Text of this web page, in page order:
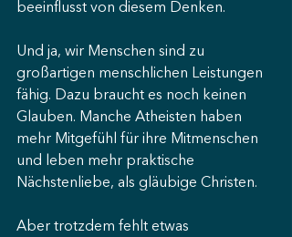
beeinflusst von diesem Denken.
Und ja, wir Menschen sind zu
großartigen menschlichen Leistungen
fähig. Dazu braucht es noch keinen
Glauben. Manche Atheisten haben
mehr Mitgefühl für ihre Mitmenschen
und leben mehr praktische
Nächstenliebe, als gläubige Christen.
Aber trotzdem fehlt etwas